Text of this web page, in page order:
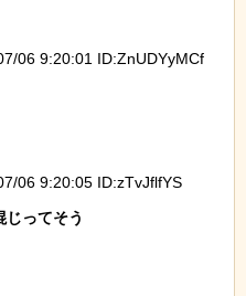
06 9:20:01 ID:ZnUDYyMCf
06 9:20:05 ID:zTvJflfYS
じってそう